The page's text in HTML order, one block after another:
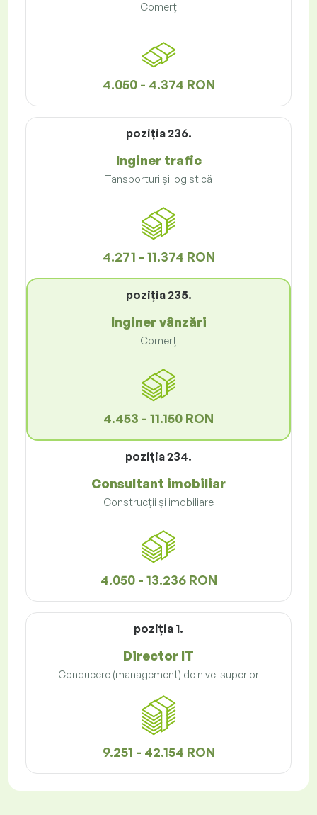
Comerț
4.050 - 4.374 RON
poziţia 236.
Inginer trafic
Tansporturi și logistică
4.271 - 11.374 RON
poziţia 235.
Inginer vânzări
Comerț
4.453 - 11.150 RON
poziţia 234.
Consultant imobiliar
Construcții și imobiliare
4.050 - 13.236 RON
poziţia 1.
Director IT
Conducere (management) de nivel superior
9.251 - 42.154 RON